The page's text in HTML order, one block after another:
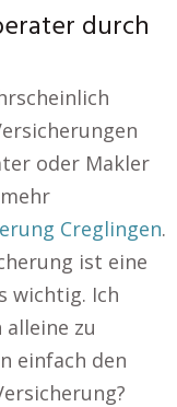
durch
oder Makler
Creglingen.
ist eine
wichtig. Ich
zu
einfach den